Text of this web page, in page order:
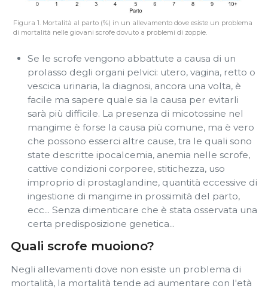
Figura 1. Mortalità al parto (%) in un allevamento dove esiste un problema
di mortalità nelle giovani scrofe dovuto a problemi di zoppie.
Se le scrofe vengono abbattute a causa di un
prolasso degli organi pelvici: utero, vagina, retto o
vescica urinaria, la diagnosi, ancora una volta, è
facile ma sapere quale sia la causa per evitarli
sarà più difficile. La presenza di micotossine nel
mangime è forse la causa più comune, ma è vero
che possono esserci altre cause, tra le quali sono
state descritte ipocalcemia, anemia nelle scrofe,
cattive condizioni corporee, stitichezza, uso
improprio di prostaglandine, quantità eccessive di
ingestione di mangime in prossimità del parto,
ecc... Senza dimenticare che è stata osservata una
certa predisposizione genetica...
Quali scrofe muoiono?
Negli allevamenti dove non esiste un problema di
mortalità, la mortalità tende ad aumentare con l'età